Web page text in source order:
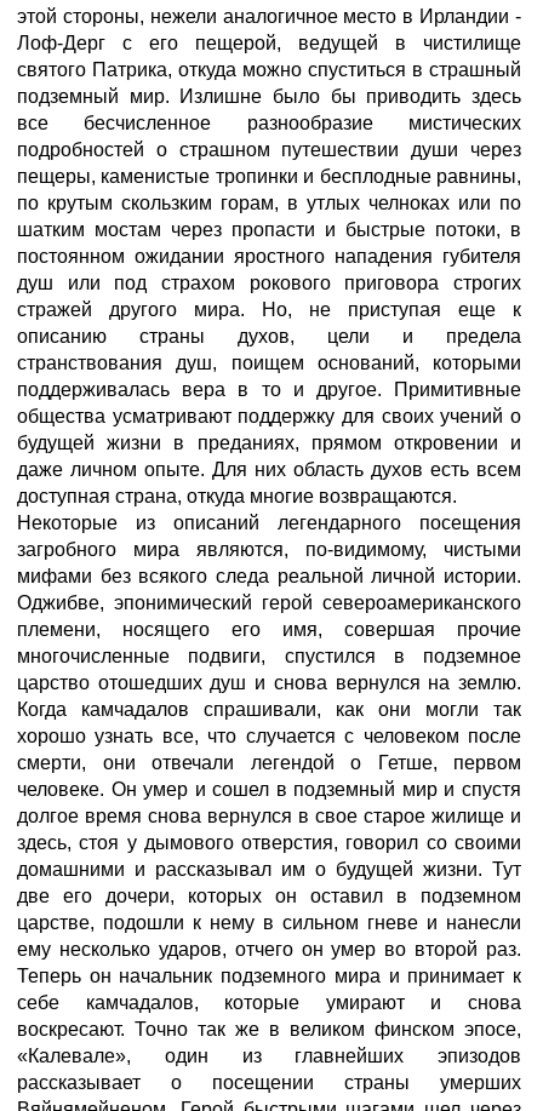
этой стороны, нежели аналогичное место в Ирландии -
Лоф-Дерг с его пещерой, ведущей в чистилище
святого Патрика, откуда можно спуститься в страшный
подземный мир. Излишне было бы приводить здесь
все бесчисленное разнообразие мистических
подробностей о страшном путешествии души через
пещеры, каменистые тропинки и бесплодные равнины,
по крутым скользким горам, в утлых челноках или по
шатким мостам через пропасти и быстрые потоки, в
постоянном ожидании яростного нападения губителя
душ или под страхом рокового приговора строгих
стражей другого мира. Но, не приступая еще к
описанию страны духов, цели и предела
странствования душ, поищем оснований, которыми
поддерживалась вера в то и другое. Примитивные
общества усматривают поддержку для своих учений о
будущей жизни в преданиях, прямом откровении и
даже личном опыте. Для них область духов есть всем
доступная страна, откуда многие возвращаются.
Некоторые из описаний легендарного посещения
загробного мира являются, по-видимому, чистыми
мифами без всякого следа реальной личной истории.
Оджибве, эпонимический герой североамериканского
племени, носящего его имя, совершая прочие
многочисленные подвиги, спустился в подземное
царство отошедших душ и снова вернулся на землю.
Когда камчадалов спрашивали, как они могли так
хорошо узнать все, что случается с человеком после
смерти, они отвечали легендой о Гетше, первом
человеке. Он умер и сошел в подземный мир и спустя
долгое время снова вернулся в свое старое жилище и
здесь, стоя у дымового отверстия, говорил со своими
домашними и рассказывал им о будущей жизни. Тут
две его дочери, которых он оставил в подземном
царстве, подошли к нему в сильном гневе и нанесли
ему несколько ударов, отчего он умер во второй раз.
Теперь он начальник подземного мира и принимает к
себе камчадалов, которые умирают и снова
воскресают. Точно так же в великом финском эпосе,
«Калевале», один из главнейших эпизодов
рассказывает о посещении страны умерших